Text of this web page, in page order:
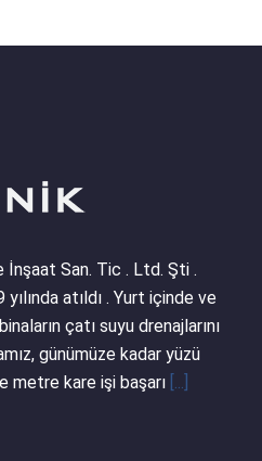
İnşaat San. Tic . Ltd. Şti .
atıldı . Yurt içinde ve
çatı suyu drenajlarını
günümüze kadar yüzü
metre kare işi başarı